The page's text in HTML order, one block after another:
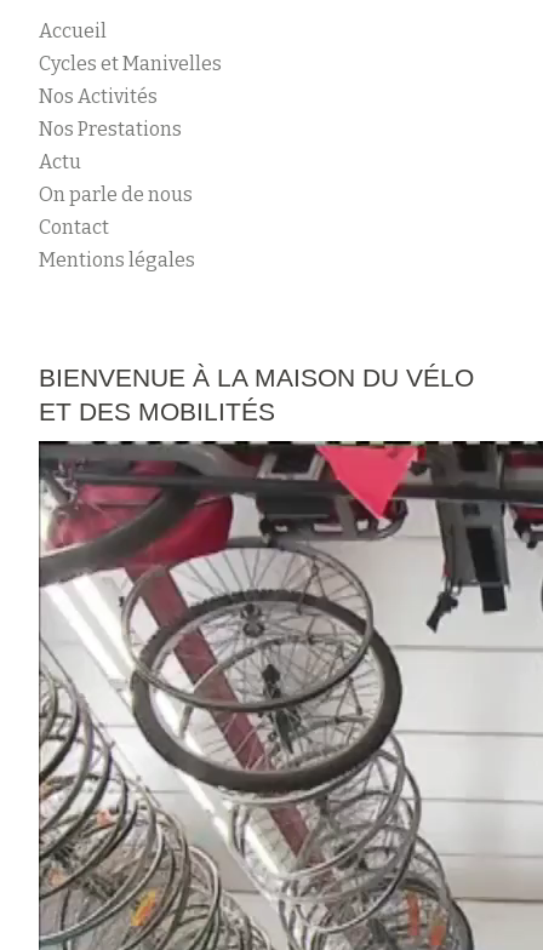
Accueil
Cycles et Manivelles
Nos Activités
Nos Prestations
Actu
On parle de nous
Contact
Mentions légales
BIENVENUE À LA MAISON DU VÉLO
ET DES MOBILITÉS